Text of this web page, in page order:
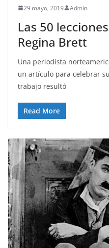
29 mayo, 2019 Admin
Las 50
Regina Brett
Una periodista
un artículo para celebrar
trabajo resultó
Read More